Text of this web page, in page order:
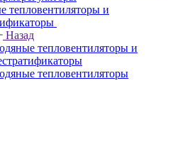
тепловентиляторы и
Назад
тепловентиляторы и
тепловентиляторы